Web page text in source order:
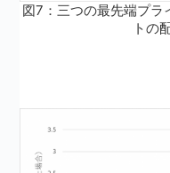
図7：三つの最先端プラ
トの